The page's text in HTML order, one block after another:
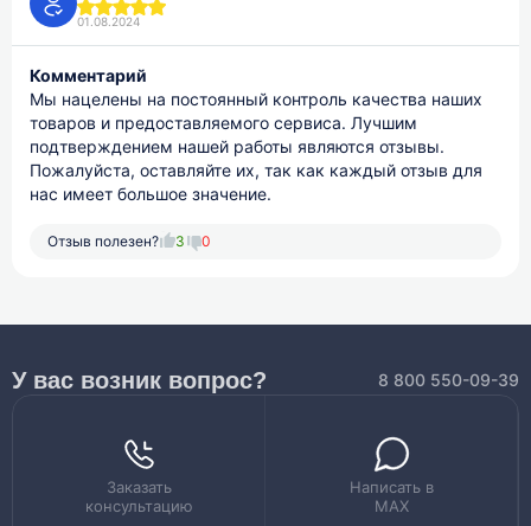
01.08.2024
Комментарий
Мы нацелены на постоянный контроль качества наших
товаров и предоставляемого сервиса. Лучшим
подтверждением нашей работы являются отзывы.
Пожалуйста, оставляйте их, так как каждый отзыв для
нас имеет большое значение.
Отзыв полезен? 3 0
У вас возник вопрос? 8 800 550-09-39
Заказать
консультацию
Написать в
MAX